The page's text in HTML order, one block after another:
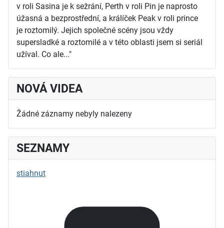
v roli Sasina je k sežrání, Perth v roli Pin je naprosto
úžasná a bezprostřední, a králíček Peak v roli prince
je roztomilý. Jejich společné scény jsou vždy
supersladké a roztomilé a v této oblasti jsem si seriál
užíval. Co ale..."
NOVÁ VIDEA
Žádné záznamy nebyly nalezeny
SEZNAMY
stiahnut